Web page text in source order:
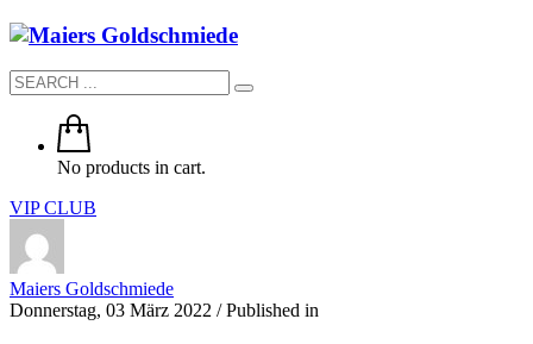
No products in cart.
VIP CLUB
Maiers Goldschmiede
Donnerstag, 03 März 2022 /Published in